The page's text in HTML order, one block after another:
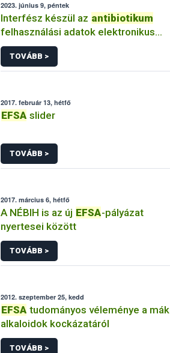
2023. június 9, péntek
Interfész készül az antibiotikum
felhasználási adatok elektronikus
benyújtásához
TOVÁBB >
2017. február 13, hétfő
EFSA slider
TOVÁBB >
2017. március 6, hétfő
A NÉBIH is az új EFSA-pályázat
nyertesei között
TOVÁBB >
2012. szeptember 25, kedd
EFSA tudományos véleménye a mák
alkaloidok kockázatáról
TOVÁBB >